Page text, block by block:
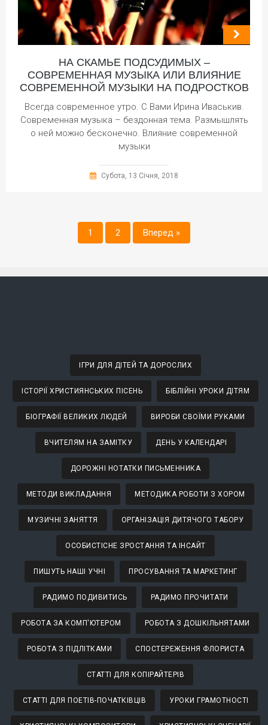
НА СКАМЬЕ ПОДСУДИМЫХ –
СОВРЕМЕННАЯ МУЗЫКА ИЛИ ВЛИЯНИЕ
СОВРЕМЕННОЙ МУЗЫКИ НА ПОДРОСТКОВ
Всегда современное утро. С Вами Ирина Иваськив.
Современная музыка – бездонная тема. Размышлять
о ней можно бесконечно. Влияние современной
музыки
Субота, 13 Січня, 2018
1 2 Вперед »
ІГРИ ДЛЯ ДІТЕЙ ТА ДОРОСЛИХ
ІСТОРІЇ ХРИСТИЯНСЬКИХ ПІСЕНЬ БІБЛІЙНІ УРОКИ ДІТЯМ
БІОГРАФІЇ ВЕЛИКИХ ЛЮДЕЙ ВИРОБИ СВОЇМИ РУКАМИ
ВЧИТЕЛЯМ НА ЗАМІТКУ ДЕНЬ У КАЛЕНДАРІ
ДОРОЖНІ НОТАТКИ ПИСЬМЕННИКА
МЕТОДИ ВИКЛАДАННЯ МЕТОДИКА РОБОТИ З ХОРОМ
МУЗИЧНІ ЗАНЯТТЯ ОРГАНІЗАЦІЯ ДИТЯЧОГО ТАБОРУ
ОСОБИСТІСНЕ ЗРОСТАННЯ ТА ІНСАЙТ
ПИШУТЬ НАШІ УЧНІ ПРОСУВАННЯ ТА МАРКЕТИНГ
РАДИМО ПОДИВИТИСЬ РАДИМО ПРОЧИТАТИ
РОБОТА ЗА КОМП'ЮТЕРОМ РОБОТА З ДОШКІЛЬНЯТАМИ
РОБОТА З ПІДЛІТКАМИ СПОСТЕРЕЖЕННЯ ФЛОРИСТА
СТАТТІ ДЛЯ КОПІРАЙТЕРІВ
СТАТТІ ДЛЯ ПОЕТІВ-ПОЧАТКІВЦІВ УРОКИ ГРАМОТНОСТІ